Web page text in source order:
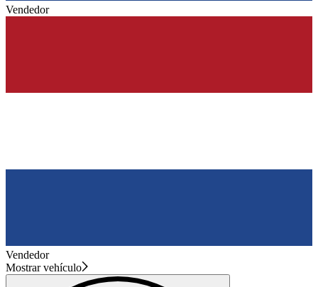
Vendedor
Vendedor
Mostrar vehículo